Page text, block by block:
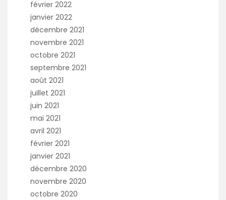
février 2022
janvier 2022
décembre 2021
novembre 2021
octobre 2021
septembre 2021
août 2021
juillet 2021
juin 2021
mai 2021
avril 2021
février 2021
janvier 2021
décembre 2020
novembre 2020
octobre 2020